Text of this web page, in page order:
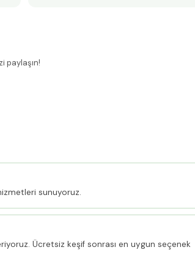
paylaşın!
sunuyoruz.
Ücretsiz keşif sonrası en uygun seçenek